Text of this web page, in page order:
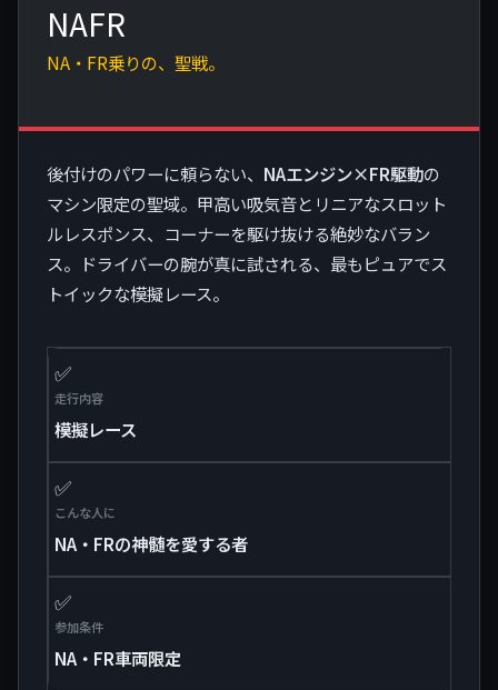
NAFR
NA・FR乗りの、聖戦。
後付けのパワーに頼らない、 NAエンジン×FR駆動の
マシン限定の聖域。甲高い吸気音とリニアなスロット
ルレスポンス、コーナーを駆け抜ける絶妙なバラン
ス。ドライバーの腕が真に試される、最もピュアでス
トイックな模擬レース。
✅
走行内容
模擬レース
✅
こんな人に
NA・FRの神髄を愛する者
✅
参加条件
NA・FR車両限定